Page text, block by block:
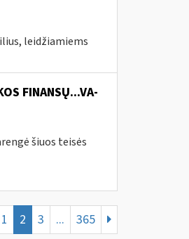
leidžiamiems
FINANSŲ...VA-
šiuos teisės
1 2 3 ... 365